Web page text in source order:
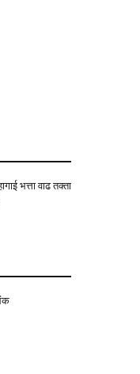
भत्ता वाढ तक्ता